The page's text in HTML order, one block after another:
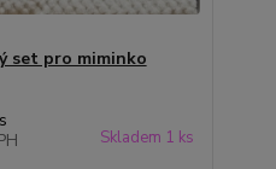
set pro miminko
Skladem 1 ks